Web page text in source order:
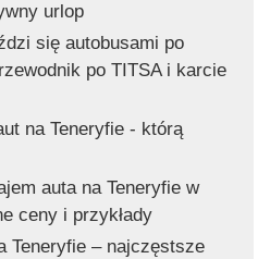
urlop
się autobusami po
po TITSA i karcie
na Teneryfie - którą
auta na Teneryfie w
ceny i przykłady
Teneryfie – najczęstsze